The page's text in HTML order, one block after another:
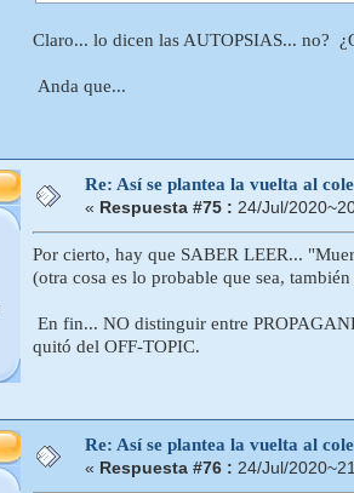
Claro... lo dicen las AUTOPSIAS... no?
Anda que...
Re: Así se plantea la vuelta al
« Respuesta #75 : 24/Jul/
Por cierto, hay que SABER LEER...
(otra cosa es lo probable que sea,
En fin... NO distinguir entre
quitó del OFF-TOPIC.
Re: Así se plantea la vuelta al
« Respuesta #76 : 24/Jul/